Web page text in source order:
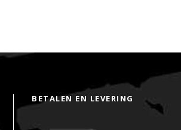
BETALEN EN LEVERING